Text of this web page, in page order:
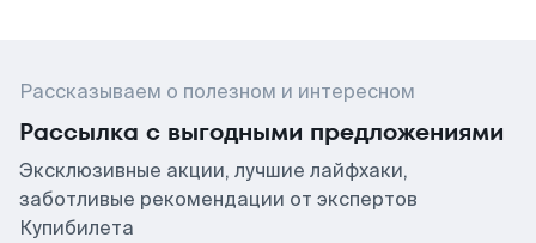
Рассказываем о полезном и интересном
Рассылка с выгодными предложениями
Эксклюзивные акции, лучшие лайфхаки,
заботливые рекомендации от экспертов
Купибилета